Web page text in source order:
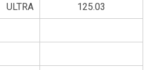
ULTRA 125.03